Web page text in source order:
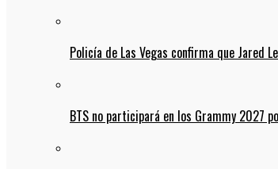
Policía de Las Vegas confirma que Jared
BTS no participará en los Grammy 2027